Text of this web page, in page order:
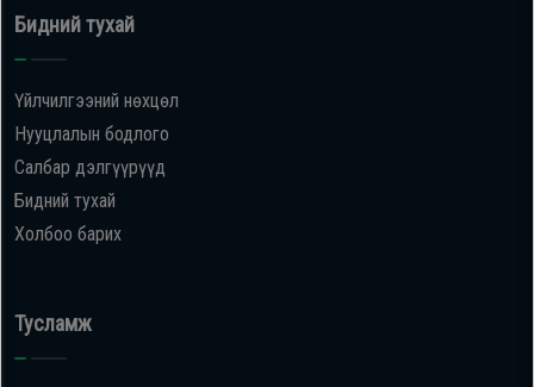
Бидний тухай
Үйлчилгээний нөхцөл
Нууцлалын бодлого
Салбар дэлгүүрүүд
Бидний тухай
Холбоо барих
Тусламж